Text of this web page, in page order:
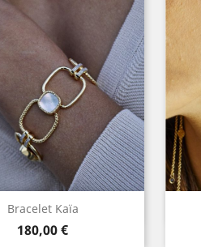
Bracelet Kaïa
Prix
180,00 €
Aperçu rapide